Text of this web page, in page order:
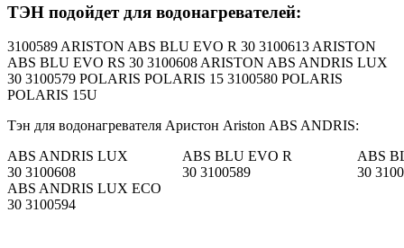
ТЭН подойдет для водонагревателей:
3100589 ARISTON ABS BLU EVO R 30 3100613 ARISTON
ABS BLU EVO RS 30 3100608 ARISTON ABS ANDRIS LUX
30 3100579 POLARIS POLARIS 15 3100580 POLARIS
POLARIS 15U
Тэн для водонагревателя Аристон Ariston ABS ANDRIS:
ABS ANDRIS LUX
30 3100608
ABS BLU EVO R
30 3100589
ABS
30
ABS ANDRIS LUX ECO
30 3100594